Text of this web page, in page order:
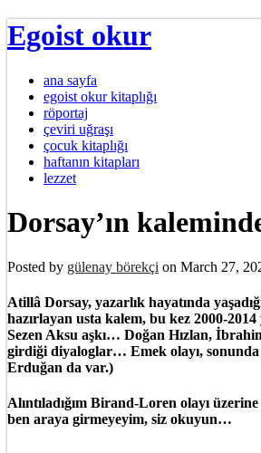
Egoist okur
ana sayfa
egoist okur kitaplığı
röportaj
çeviri uğraşı
çocuk kitaplığı
haftanın kitapları
lezzet
Dorsay’ın
Posted by gülenay börekçi on March 27,
Atillâ Dorsay, yazarlık hayatında
hazırlayan usta kalem, bu kez 2000-
Sezen Aksu aşkı… Doğan Hızlan,
girdiği diyaloglar… Emek olayı, sonunda
Erduğan da var.)
Alıntıladığım Birand-Loren olayı
ben araya girmeyeyim, siz okuyun…